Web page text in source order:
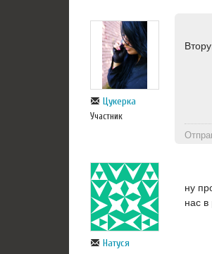
Цукерка
Участник
Натуся
ну
нас